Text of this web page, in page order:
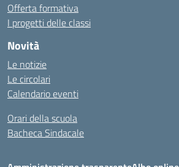
Offerta formativa
I progetti delle classi
Novità
Le notizie
Le circolari
Calendario eventi
Orari della scuola
Bacheca Sindacale